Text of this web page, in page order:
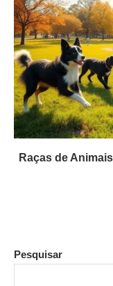
Raças de
Pesquisar